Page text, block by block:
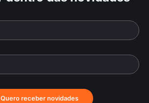
Quero receber novidades